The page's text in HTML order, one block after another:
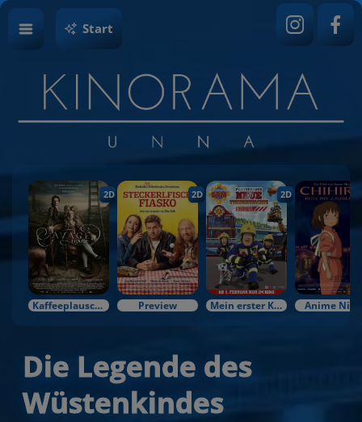
Start
2D
Kaffeeplausch & Kinozauber
2D
Preview
2D
Mein erster Kinobesuch Anime
Die Legende des
Wüstenkindes